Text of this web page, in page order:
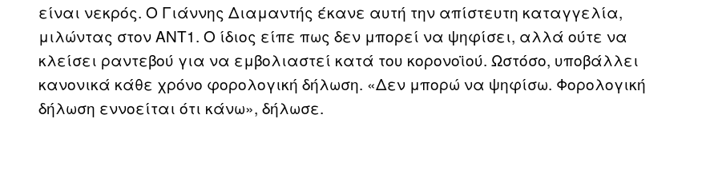
είναι νεκρός. Ο Γιάννης Διαμαντής έκανε αυτή την απίστευτη καταγγελία,
μιλώντας στον ΑΝΤ1. Ο ίδιος είπε πως δεν μπορεί να ψηφίσει, αλλά ούτε να
κλείσει ραντεβού για να εμβολιαστεί κατά του κορονοϊού. Ωστόσο, υποβάλλει
κανονικά κάθε χρόνο φορολογική δήλωση. «Δεν μπορώ να ψηφίσω. Φορολογική
δήλωση εννοείται ότι κάνω», δήλωσε.